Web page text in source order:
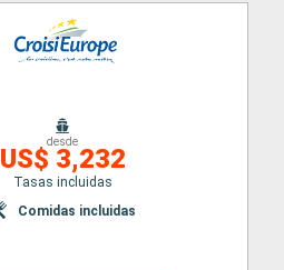
desde
US$ 3,232
Tasas incluidas
Comidas incluidas